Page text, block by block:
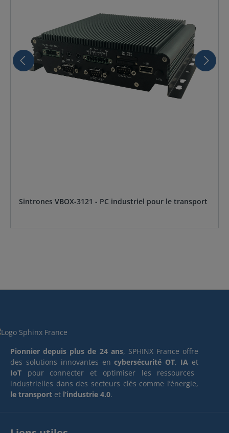
Sintrones VBOX-3121 - PC industriel pour le transport
Pionnier depuis plus de 24 ans, SPHINX France offre
des solutions innovantes encybersécurité OT, IA et
IoT pour connecter et optimiser les ressources
industrielles dans des secteurs clés comme l’énergie,
le transport et l’industrie 4.0.